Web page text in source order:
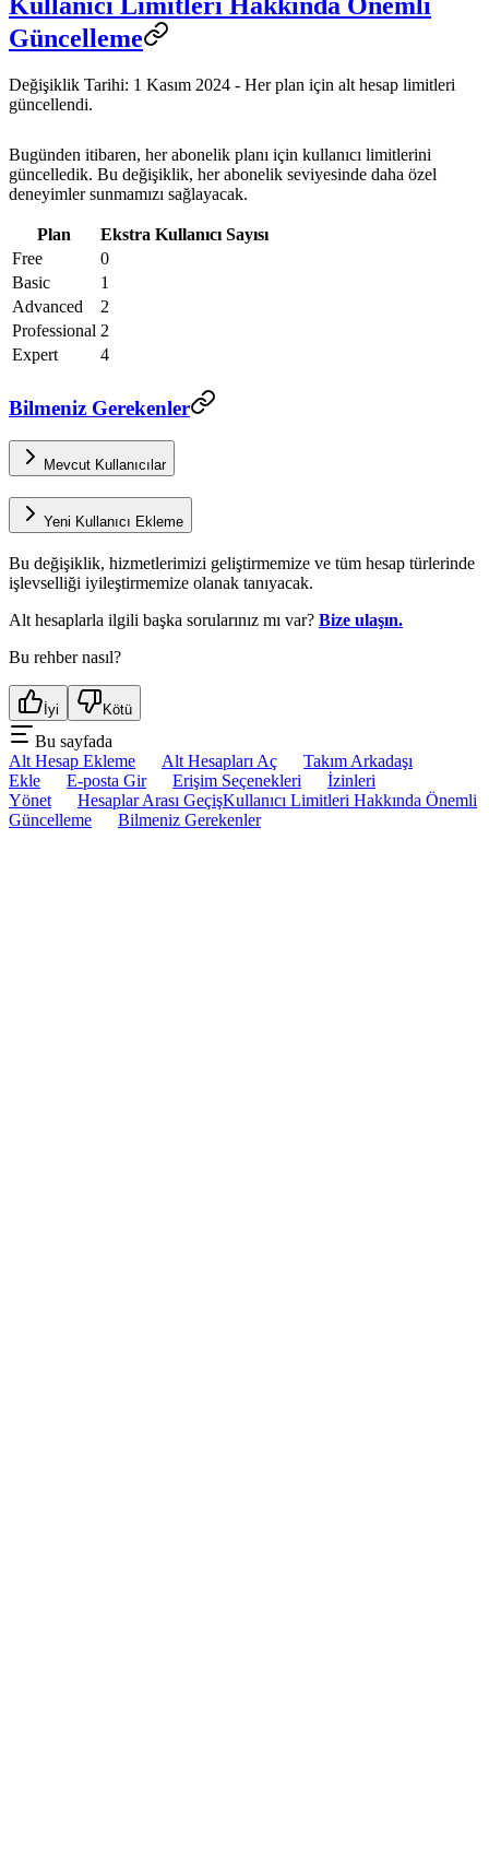
Güncelleme
Değişiklik Tarihi: 1 Kasım 2024 - Her plan için alt hesap limitleri
güncellendi.
Bugünden itibaren, her abonelik planı için kullanıcı limitlerini
güncelledik. Bu değişiklik, her abonelik seviyesinde daha özel
deneyimler sunmamızı sağlayacak.
Plan
Ekstra Kullanıcı Sayısı
Free
0
Basic
1
Advanced
2
Professional 2
Expert
4
Bilmeniz Gerekenler
Mevcut Kullanıcılar
Yeni Kullanıcı Ekleme
Bu değişiklik, hizmetlerimizi geliştirmemize ve tüm hesap türlerinde
işlevselliği iyileştirmemize olanak tanıyacak.
Alt hesaplarla ilgili başka sorularınız mı var? Bize ulaşın.
Bu rehber nasıl?
İyi Kötü
Bu sayfada
Alt Hesap Ekleme
Alt Hesapları Aç
Takım Arkadaşı
Ekle
E-posta Gir Erişim Seçenekleri
İzinleri
Yönet
Hesaplar Arası GeçişKullanıcı Limitleri Hakkında Önemli
Güncelleme
Bilmeniz Gerekenler